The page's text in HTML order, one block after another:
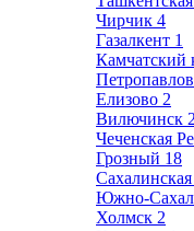
Чирчик 4
Газалкент 1
Камчатский
Елизово 2
Вилючинск 2
Чеченская
Грозный 18
Сахалинская
Южно-
Холмск 2